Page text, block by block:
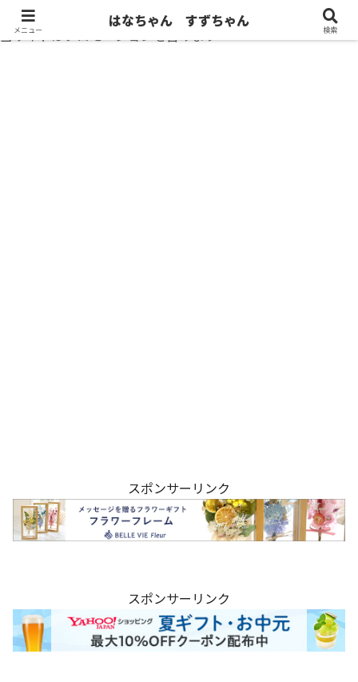
当サイトはプロモーションを含みます
スポンサーリンク
スポンサーリンク
メニュー
はなちゃん すずちゃん
検索